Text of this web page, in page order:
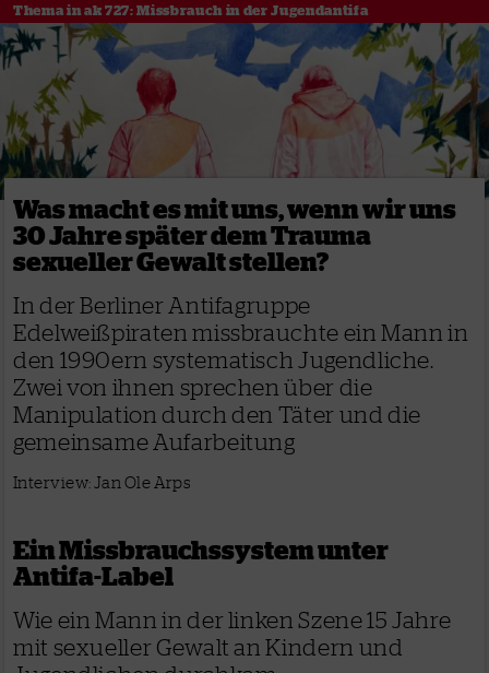
Thema in ak 727: Missbrauch in der Jugendantifa
Was macht es mit uns, wenn wir uns
30 Jahre später dem Trauma
sexueller Gewalt stellen?
In der Berliner Antifagruppe
Edelweißpiraten missbrauchte ein Mann in
den 1990ern systematisch Jugendliche.
Zwei von ihnen sprechen über die
Manipulation durch den Täter und die
gemeinsame Aufarbeitung
Interview: Jan Ole Arps
Ein Missbrauchs­system unter
Antifa-Label
Wie ein Mann in der linken Szene 15 Jahre
mit sexueller Gewalt an Kindern und